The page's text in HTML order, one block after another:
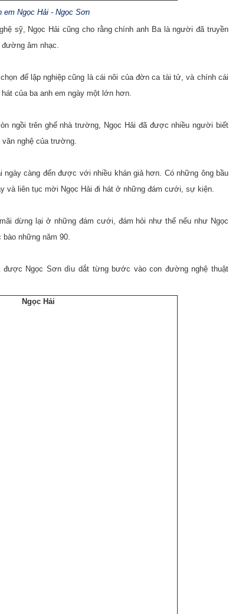
em Ngọc Hải - Ngọc Sơn
sỹ, Ngọc Hải cũng cho rằng chính anh Ba là người đã truyền
âm nhạc.
để lập nghiệp cũng là cái nôi của đờn ca tài tử, và chính cái
của ba anh em ngày một lớn hơn.
ngồi trên ghế nhà trường, Ngọc Hải đã được nhiều người biết
văn nghệ của trường.
ngày càng đến được với nhiều khán giả hơn. Có những ông bầu
và liên tục mời Ngọc Hải đi hát ở những đám cưới, sự kiện.
dừng lại ở những đám cưới, đám hỏi như thế nếu như Ngọc
bào những năm 90.
Ngọc Sơn dìu dắt từng bước vào con đường nghệ thuật